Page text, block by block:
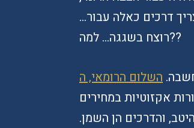
דרכים כאלה עבור…
רוצח בשגגה… למה??
אקזוטיות במחירים
והדרכים הן השמן.